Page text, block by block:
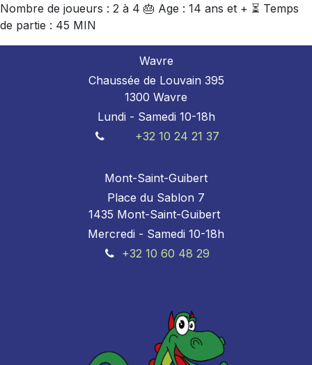
Nombre de joueurs : 2 à 4 🎂 Age : 14 ans et + ⏳ Temps
de partie : 45 MIN
Wavre
Chaussée de Louvain 395
1300 Wavre
Lundi - Samedi 10-18h
+32 10 24 21 37
Mont-Saint-Guibert
Place du Sablon 7
1435 Mont-Saint-Guibert
Mercredi - Samedi 10-18h
+32 10 60 48 29